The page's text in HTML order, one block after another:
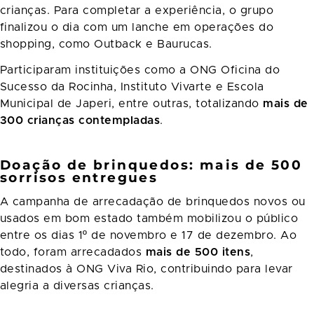
crianças. Para completar a experiência, o grupo
finalizou o dia com um lanche em operações do
shopping, como Outback e Baurucas.
Participaram instituições como a ONG Oficina do
Sucesso da Rocinha, Instituto Vivarte e Escola
Municipal de Japeri, entre outras, totalizando mais de
300 crianças contempladas.
Doação de brinquedos: mais de 500
sorrisos entregues
A campanha de arrecadação de brinquedos novos ou
usados em bom estado também mobilizou o público
entre os dias 1º de novembro e 17 de dezembro. Ao
todo, foram arrecadados mais de 500 itens,
destinados à ONG Viva Rio, contribuindo para levar
alegria a diversas crianças.